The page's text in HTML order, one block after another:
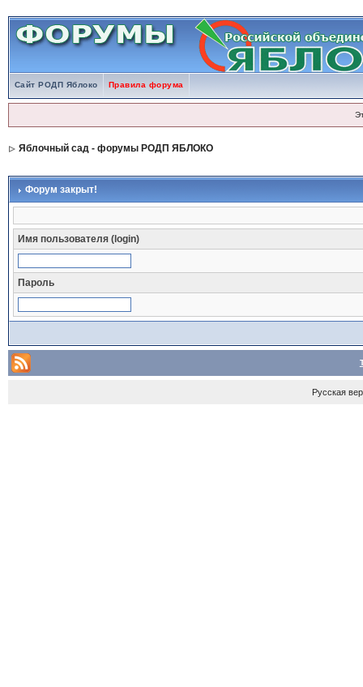
Сайт РОДП Яблоко Правила форума
Яблочный сад - форумы РОДП ЯБЛОКО
Форум закрыт!
Имя пользователя (login)
Пароль
Русская